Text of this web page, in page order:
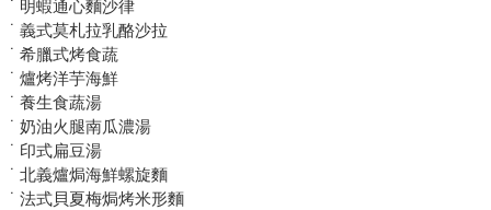
˙ 明蝦通心麵沙律
˙ 義式莫札拉乳酪沙拉
˙ 希臘式烤食蔬
˙ 爐烤洋芋海鮮
˙ 養生食蔬湯
˙ 奶油火腿南瓜濃湯
˙ 印式扁豆湯
˙ 北義爐焗海鮮螺旋麵
˙ 法式貝夏梅焗烤米形麵